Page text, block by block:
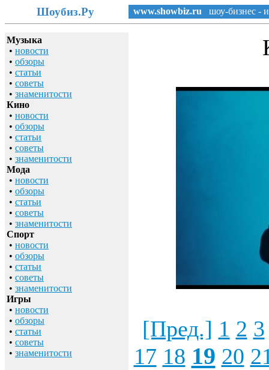
Шоубиз.Ру www.showbiz.ru шоу-бизнес -
Музыка
• новости
• обзоры
• статьи
• советы
• знаменитости
Кино
• новости
• обзоры
• статьи
• советы
• знаменитости
Мода
• новости
• обзоры
• статьи
• советы
• знаменитости
Спорт
• новости
• обзоры
• статьи
• советы
• знаменитости
Игры
• новости
• обзоры
• статьи
• советы
• знаменитости
[Пред.] 1 2 3
17 18 19 20